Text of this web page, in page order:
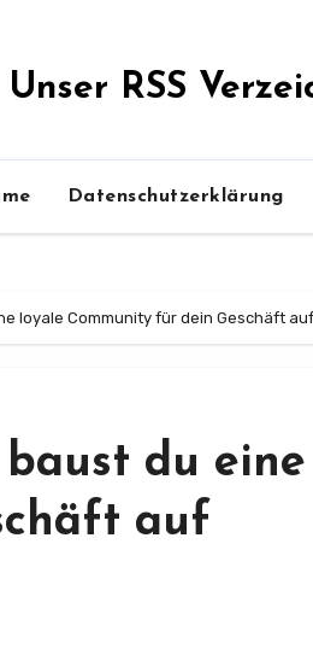
Unser RSS
Datenschutzerklärung
loyale Community für dein Geschäft auf
baust du
auf